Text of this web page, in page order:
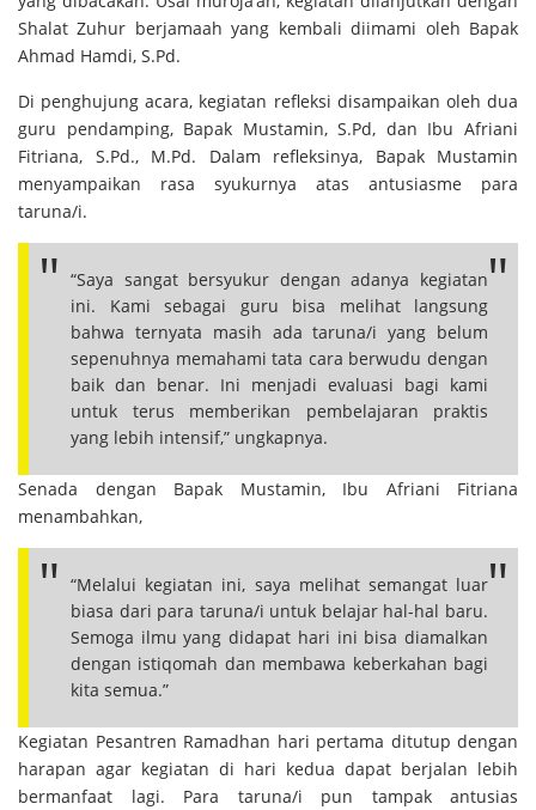
Shalat Zuhur berjamaah yang kembali diimami oleh Bapak
Ahmad Hamdi, S.Pd.
Di penghujung acara, kegiatan refleksi disampaikan oleh dua
guru pendamping, Bapak Mustamin, S.Pd, dan Ibu Afriani
Fitriana, S.Pd., M.Pd. Dalam refleksinya, Bapak Mustamin
menyampaikan rasa syukurnya atas antusiasme para
taruna/i.
“Saya sangat bersyukur dengan adanya kegiatan
ini. Kami sebagai guru bisa melihat langsung
bahwa ternyata masih ada taruna/i yang belum
sepenuhnya memahami tata cara berwudu dengan
baik dan benar. Ini menjadi evaluasi bagi kami
untuk terus memberikan pembelajaran praktis
yang lebih intensif,” ungkapnya.
Senada dengan Bapak Mustamin, Ibu Afriani Fitriana
menambahkan,
“Melalui kegiatan ini, saya melihat semangat luar
biasa dari para taruna/i untuk belajar hal-hal baru.
Semoga ilmu yang didapat hari ini bisa diamalkan
dengan istiqomah dan membawa keberkahan bagi
kita semua.”
Kegiatan Pesantren Ramadhan hari pertama ditutup dengan
harapan agar kegiatan di hari kedua dapat berjalan lebih
bermanfaat lagi. Para taruna/i pun tampak antusias